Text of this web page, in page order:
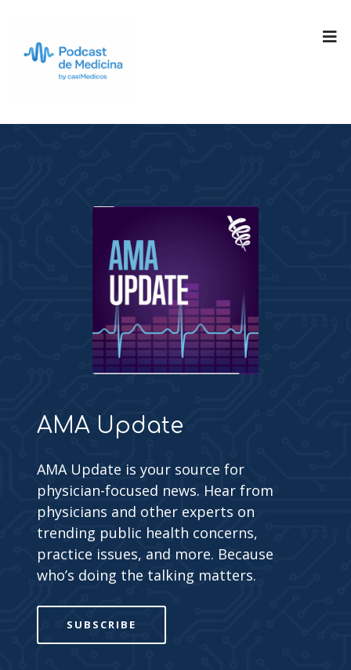
AMA Update
AMA Update is your source for
physician-focused news. Hear from
physicians and other experts on
trending public health concerns,
practice issues, and more. Because
who’s doing the talking matters.
SUBSCRIBE